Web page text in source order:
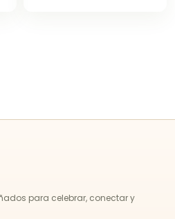
para celebrar, conectar y